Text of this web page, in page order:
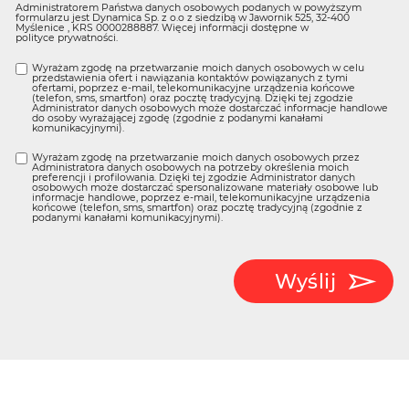
Administratorem Państwa danych osobowych podanych w powyższym
formularzu jest Dynamica Sp. z o.o z siedzibą w Jawornik 525, 32-400
Myślenice , KRS 0000288887. Więcej informacji dostępne w
polityce prywatności
Wyrażam zgodę na przetwarzanie moich danych osobowych w celu
przedstawienia ofert i nawiązania kontaktów powiązanych z tymi
ofertami, poprzez e-mail, telekomunikacyjne urządzenia końcowe
(telefon, sms, smartfon) oraz pocztę tradycyjną. Dzięki tej zgodzie
Administrator danych osobowych może dostarczać informacje handlowe
do osoby wyrażającej zgodę (zgodnie z podanymi kanałami
komunikacyjnymi).
Wyrażam zgodę na przetwarzanie moich danych osobowych przez
Administratora danych osobowych na potrzeby określenia moich
preferencji i profilowania. Dzięki tej zgodzie Administrator danych
osobowych może dostarczać spersonalizowane materiały osobowe lub
informacje handlowe, poprzez e-mail, telekomunikacyjne urządzenia
końcowe (telefon, sms, smartfon) oraz pocztę tradycyjną (zgodnie z
podanymi kanałami komunikacyjnymi).
Wyślij